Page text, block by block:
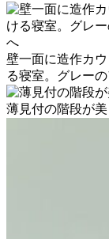
壁一面に造作カ
る寝室。グレー
薄見付の階段が